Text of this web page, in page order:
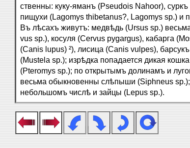
ственны: куку-яманъ (Pseudois Nahoor),
пищухи (Lagomys thibetanus?, Lagomys sp.) и
Въ лѣсахъ живутъ: медвѣдь (Ursus sp.)
vus sp.), косуля (Cervus pygargus), кабарга
(Canis lupus) ²), лисица (Canis vulpes),
(Mustela sp.); изрѣдка попадается дикая
(Pteromys sp.); по открытымъ долинамъ и
весьма обыкновенны слѣпыши (Siphneus
небольшомъ числѣ и зайцы (Lepus sp.).